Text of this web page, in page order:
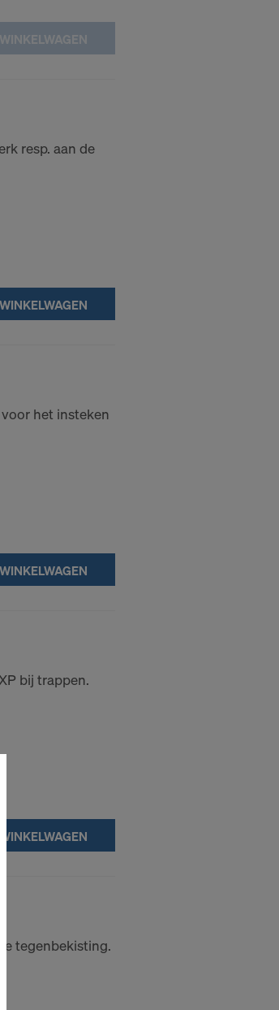
resp. aan de
het insteken
bij trappen.
WINKELWAGEN
tegenbekisting.